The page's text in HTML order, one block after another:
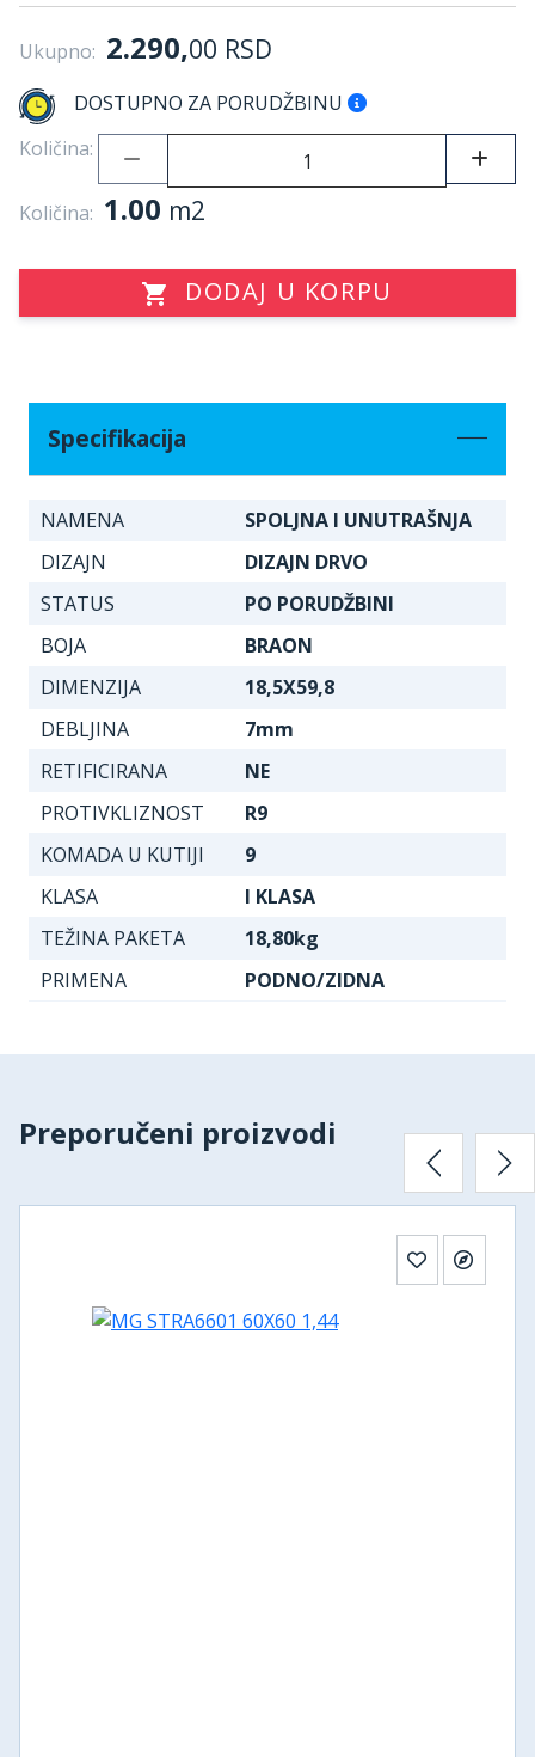
Ukupno: 2.290,00 RSD
DOSTUPNO ZA PORUDŽBINU
Količina:
Količina: 1.00 m2
DODAJ U KORPU
Specifikacija
NAMENA
SPOLJNA I UNUTRAŠNJA
DIZAJN
DIZAJN DRVO
STATUS
PO PORUDŽBINI
BOJA
BRAON
DIMENZIJA
18,5X59,8
DEBLJINA
7mm
RETIFICIRANA
NE
PROTIVKLIZNOST
R9
KOMADA U KUTIJI
9
KLASA
I KLASA
TEŽINA PAKETA
18,80kg
PRIMENA
PODNO/ZIDNA
Preporučeni proizvodi